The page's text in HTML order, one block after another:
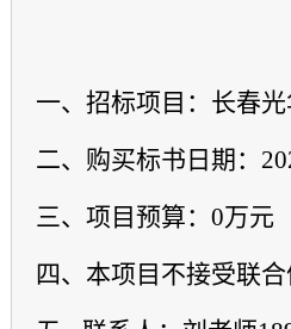
一、招标项目：长春
二、购买标书日期：
三、项目预算：0万元
四、本项目不接受联